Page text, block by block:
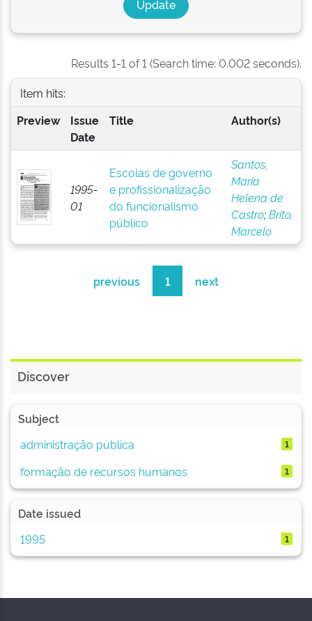
Results 1-1 of 1 (Search time: 0.002 seconds).
Item hits:
Preview
Issue
Date
Title Author(s)
1995-
01
Escolas de governo
e profissionalização
do funcionalismo
público
Santos,
Maria
Helena de
Castro;Brito,
Marcelo
previous 1 next
Discover
Subject
administração pública
1
formação de recursos humanos 1
Date issued
1995
1